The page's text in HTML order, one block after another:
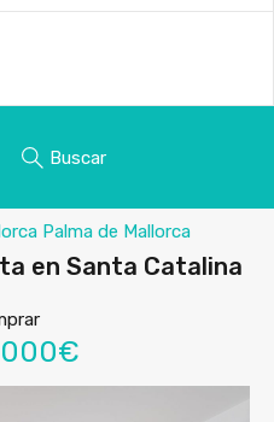
Buscar
Palma de Mallorca
en Santa Catalina